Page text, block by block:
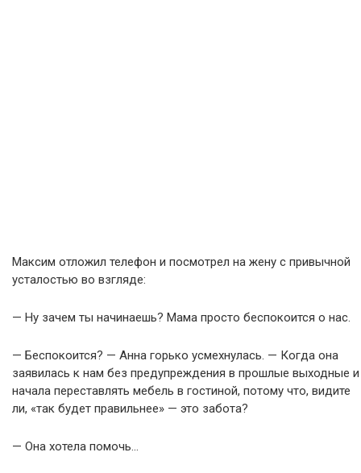
Максим отложил телефон и посмотрел на жену с привычной
усталостью во взгляде:
— Ну зачем ты начинаешь? Мама просто беспокоится о нас.
— Беспокоится? — Анна горько усмехнулась. — Когда она
заявилась к нам без предупреждения в прошлые выходные и
начала переставлять мебель в гостиной, потому что, видите
ли, «так будет правильнее» — это забота?
— Она хотела помочь…